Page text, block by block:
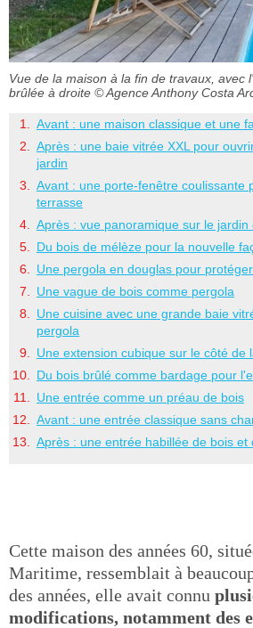
Vue de la maison à la fin de travaux, avec
brûlée à droite © Agence Anthony Costa
Avant : une maison classique et une
Après : une baie vitrée XXL pour
jardin
Avant : une porte-fenêtre coulissante
terrasse
Après : vue panoramique sur le jardin
Du bois de mélèze pour la nouvelle
Une pergola en douglas pour
Une vague de bois comme pergola
Une cuisine avec une grande baie
pergola
Une extension cubique sur le côté de
Du bois brûlé comme bardage pour
Une entrée comme un préau de bois
Avant : une entrée classique sans
Après : une entrée habillée de bois et
Cette maison des années 60,
Maritime, ressemblait à
des années, elle avait connu
modifications, notamment des